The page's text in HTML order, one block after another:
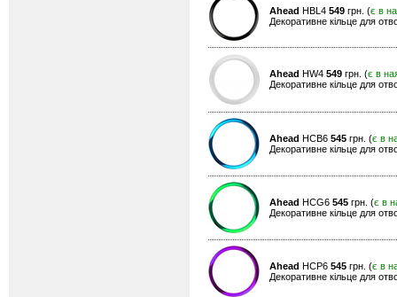
Ahead HBL4 549 грн. (є в
Декоративне кільце для
Ahead HW4 549 грн. (є в
Декоративне кільце для
Ahead HCB6 545 грн. (є в
Декоративне кільце для
Ahead HCG6 545 грн. (є в
Декоративне кільце для
Ahead HCP6 545 грн. (є в
Декоративне кільце для